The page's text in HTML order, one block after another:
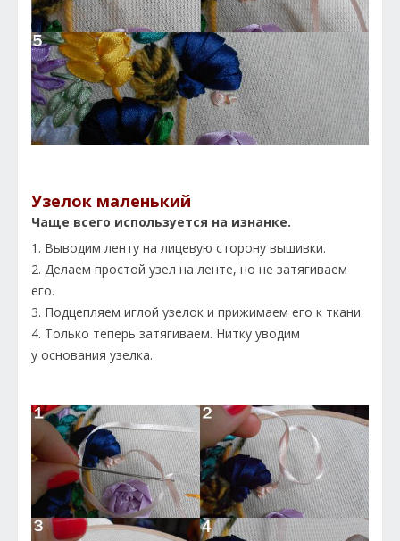
Узелок маленький
Чаще всего используется на изнанке.
1. Выводим ленту на лицевую сторону вышивки.
2. Делаем простой узел на ленте, но не затягиваем
его.
3. Подцепляем иглой узелок и прижимаем его к ткани.
4. Только теперь затягиваем. Нитку уводим
у основания узелка.